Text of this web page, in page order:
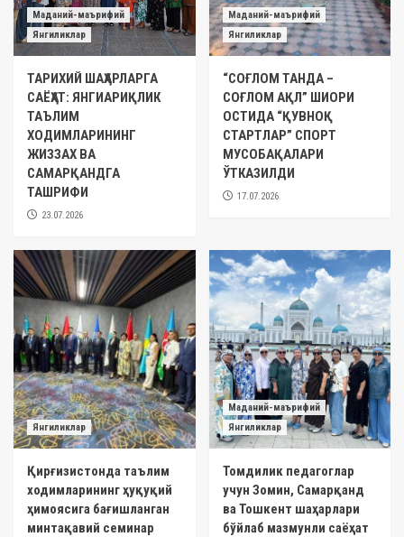
Маданий-маърифий
Янгиликлар
ТАРИХИЙ ШАҲАРЛАРГА
САЁҲАТ: ЯНГИАРИҚЛИК
ТАЪЛИМ
ХОДИМЛАРИНИНГ
ЖИЗЗАХ ВА
САМАРҚАНДГА
ТАШРИФИ
23.07.2026
Маданий-маърифий
Янгиликлар
“СОҒЛОМ ТАНДА –
СОҒЛОМ АҚЛ” ШИОРИ
ОСТИДА “ҚУВНОҚ
СТАРТЛАР” СПОРТ
МУСОБАҚАЛАРИ
ЎТКАЗИЛДИ
17.07.2026
Янгиликлар
Қирғизистонда таълим
ходимларининг ҳуқуқий
ҳимоясига бағишланган
минтақавий семинар
Маданий-маърифий
Янгиликлар
Томдилик педагоглар
учун Зомин, Самарқанд
ва Тошкент шаҳарлари
бўйлаб мазмунли саёҳат